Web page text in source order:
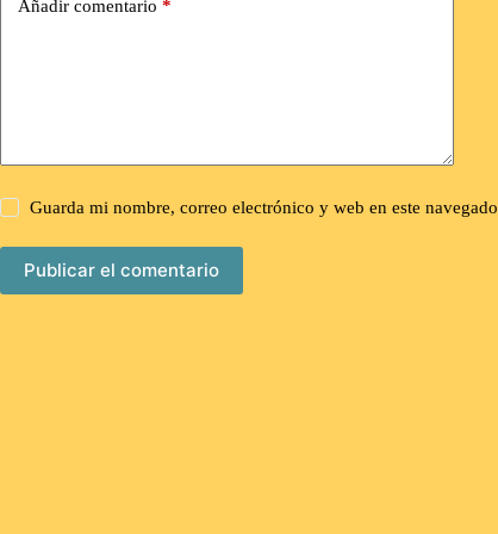
Añadir comentario *
Guarda mi nombre, correo electrónico y web en este
Publicar el comentario